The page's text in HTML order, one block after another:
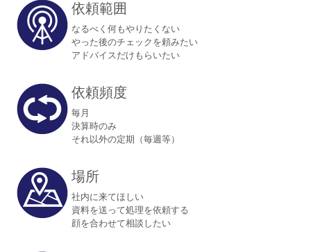
依頼範囲
なるべく何もやりたくない
やった後のチェックを頼みたい
アドバイスだけもらいたい
依頼頻度
毎月
決算時のみ
それ以外の定期（毎週等）
場所
社内に来てほしい
資料を送って処理を依頼する
顔を合わせて相談したい